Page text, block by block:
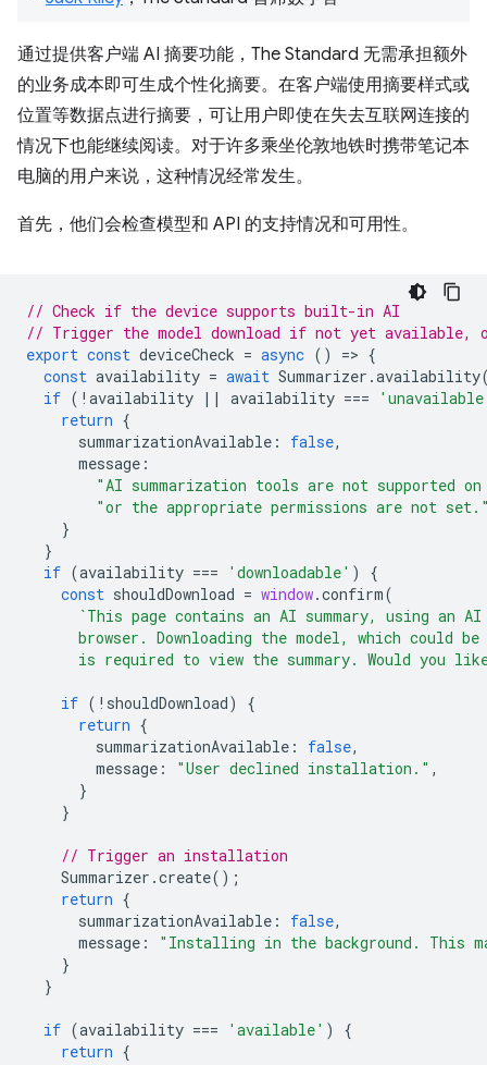
通过提供客户端 AI 摘要功能，The Standard 无需承担额外
的业务成本即可生成个性化摘要。在客户端使用摘要样式或
位置等数据点进行摘要，可让用户即使在失去互联网连接的
情况下也能继续阅读。对于许多乘坐伦敦地铁时携带笔记本
电脑的用户来说，这种情况经常发生。
首先，他们会检查模型和 API 的支持情况和可用性。
// Check if the device supports built-in AI
// Trigger the model download if not yet available,
export const deviceCheck = async () => {
const availability = await Summarizer .availability
if ( ! availability || availability ===
return {
summarizationAvailable : false,
message :
"AI summarization tools are not supported
"or the appropriate permissions are not
}
}
if (availability === 'downloadable' )
{
const shouldDownload = window.confirm(
`This page contains an AI summary, using an
browser. Downloading the model, which could
is required to view the summary. Would you
if ( ! shouldDownload)
{
return {
summarizationAvailable : false,
message : "User declined installation." ,
}
}
// Trigger an installation
Summarizer .create();
return {
summarizationAvailable : false,
message :
"Installing in the background. This
}
}
if (availability === 'available' )
{
return {